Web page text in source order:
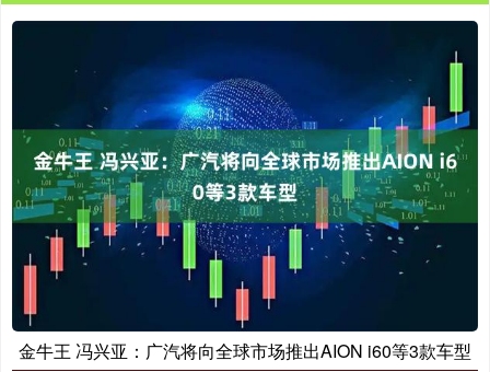
金牛王 冯兴亚：广汽将向全球市场推出AION i60等3款车型